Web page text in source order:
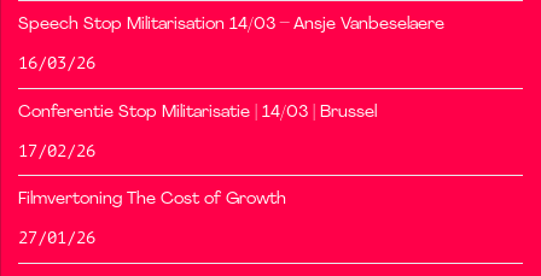
Speech Stop Militarisation 14/03 – Ansje Vanbeselaere
16/03/26
Conferentie Stop Militarisatie | 14/03 | Brussel
17/02/26
Filmvertoning The Cost of Growth
27/01/26